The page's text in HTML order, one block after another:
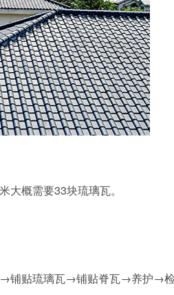
大概需要33块琉璃瓦。
铺贴琉璃瓦→铺贴脊瓦→养护→检